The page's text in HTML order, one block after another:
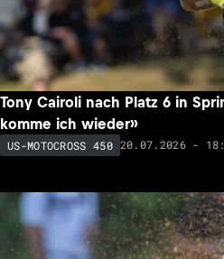
Tony Cairoli nach Platz 6 in
komme ich wieder»
US-MOTOCROSS 450 20.07.2026 -